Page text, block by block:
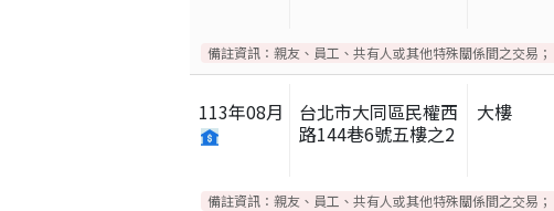
備註資訊： 親友、員工、共有人或其他特殊關係間之交易；
113年08月
台北市大同區民權西
路144巷6號五樓之2
大樓
備註資訊： 親友、員工、共有人或其他特殊關係間之交易；